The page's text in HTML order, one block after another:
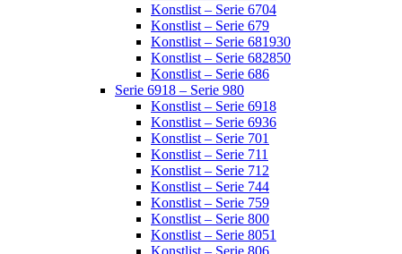
Konstlist – Serie 6704
Konstlist – Serie 679
Konstlist – Serie 681930
Konstlist – Serie 682850
Konstlist – Serie 686
Serie 6918 – Serie 980
Konstlist – Serie 6918
Konstlist – Serie 6936
Konstlist – Serie 701
Konstlist – Serie 711
Konstlist – Serie 712
Konstlist – Serie 744
Konstlist – Serie 759
Konstlist – Serie 800
Konstlist – Serie 8051
Konstlist – Serie 806